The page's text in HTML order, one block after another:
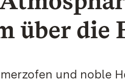
über die
und noble